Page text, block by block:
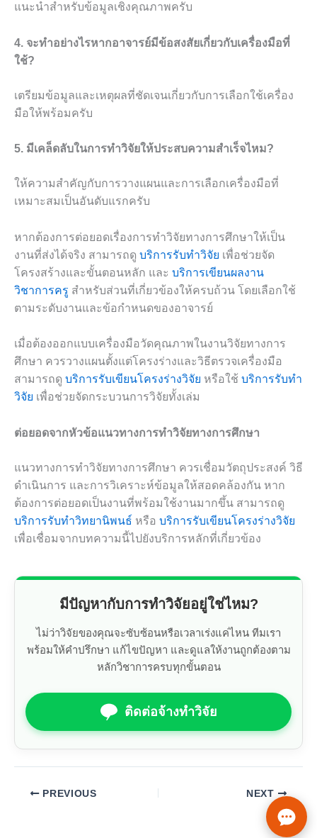
แนะนำสำหรับข้อมูลเชิงคุณภาพครับ
4. จะทำอย่างไรหากอาจารย์มีข้อสงสัยเกี่ยวกับเครื่องมือที่
ใช้?
เตรียมข้อมูลและเหตุผลที่ชัดเจนเกี่ยวกับการเลือกใช้เครื่อง
มือให้พร้อมครับ
5. มีเคล็ดลับในการทำวิจัยให้ประสบความสำเร็จไหม?
ให้ความสำคัญกับการวางแผนและการเลือกเครื่องมือที่
เหมาะสมเป็นอันดับแรกครับ
หากต้องการต่อยอดเรื่องการทำวิจัยทางการศึกษาให้เป็น
งานที่ส่งได้จริง สามารถดู บริการรับทำวิจัย เพื่อช่วยจัด
โครงสร้างและขั้นตอนหลัก และ บริการเขียนผลงาน
วิชาการครู สำหรับส่วนที่เกี่ยวข้องให้ครบถ้วน โดยเลือกใช้
ตามระดับงานและข้อกำหนดของอาจารย์
เมื่อต้องออกแบบเครื่องมือวัดคุณภาพในงานวิจัยทางการ
ศึกษา ควรวางแผนตั้งแต่โครงร่างและวิธีตรวจเครื่องมือ
สามารถดู บริการรับเขียนโครงร่างวิจัย หรือใช้ บริการรับทำ
วิจัย เพื่อช่วยจัดกระบวนการวิจัยทั้งเล่ม
ต่อยอดจากหัวข้อแนวทางการทำวิจัยทางการศึกษา
แนวทางการทำวิจัยทางการศึกษา ควรเชื่อมวัตถุประสงค์ วิธี
ดำเนินการ และการวิเคราะห์ข้อมูลให้สอดคล้องกัน หาก
ต้องการต่อยอดเป็นงานที่พร้อมใช้งานมากขึ้น สามารถดู
บริการรับทำวิทยานิพนธ์ หรือ บริการรับเขียนโครงร่างวิจัย
เพื่อเชื่อมจากบทความนี้ไปยังบริการหลักที่เกี่ยวข้อง
มีปัญหากับการทำวิจัยอยู่ใช่ไหม?
ไม่ว่าวิจัยของคุณจะซับซ้อนหรือเวลาเร่งแค่ไหน ทีมเรา
พร้อมให้คำปรึกษา แก้ไขปัญหา และดูแลให้งานถูกต้องตาม
หลักวิชาการครบทุกขั้นตอน
ติดต่อจ้างทำวิจัย
PREVIOUS NEXT